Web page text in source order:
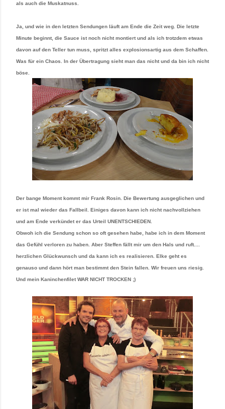
als auch die Muskatnuss.
Ja, und wie in den letzten Sendungen läuft am Ende die Zeit weg. Die letzte
Minute beginnt, die Sauce ist noch nicht montiert und als ich trotzdem etwas
davon auf den Teller tun muss, spritzt alles explosionsartig aus dem Schaffen.
Was für ein Chaos. In der Übertragung sieht man das nicht und da bin ich nicht
böse.
Der bange Moment kommt mir Frank Rosin. Die Bewertung ausgeglichen und
er ist mal wieder das Fallbeil. Einiges davon kann ich nicht nachvollziehen
und am Ende verkündet er das Urteil UNENTSCHIEDEN.
Obwoh ich die Sendung schon so oft gesehen habe, habe ich in dem Moment
das Gefühl verloren zu haben. Aber Steffen fällt mir um den Hals und ruft....
herzlichen Glückwunsch und da kann ich es realisieren. Elke geht es
genauso und dann hört man bestimmt den Stein fallen. Wir freuen uns riesig.
Und mein Kaninchenfilet WAR NICHT TROCKEN ;)